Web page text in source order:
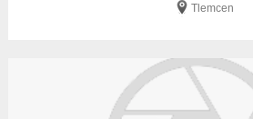
Tlemcen